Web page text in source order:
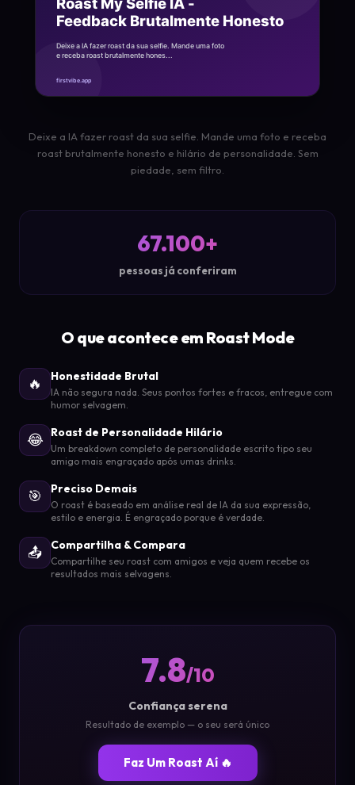
Deixe a IA fazer roast da sua selfie. Mande uma foto e receba
roast brutalmente honesto e hilário de personalidade. Sem
piedade, sem filtro.
67.100+
pessoas já conferiram
O que acontece em Roast Mode
🔥 Honestidade Brutal
IA não segura nada. Seus pontos fortes e fracos, entregue com
humor selvagem.
😂 Roast de Personalidade Hilário
Um breakdown completo de personalidade escrito tipo seu
amigo mais engraçado após umas drinks.
🎯 Preciso Demais
O roast é baseado em análise real de IA da sua expressão,
estilo e energia. É engraçado porque é verdade.
📤 Compartilha & Compara
Compartilhe seu roast com amigos e veja quem recebe os
resultados mais selvagens.
7.8/10
Confiança serena
Resultado de exemplo — o seu será único
Faz Um Roast Aí 🔥